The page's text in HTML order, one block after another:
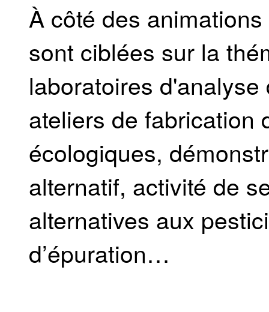
À côté des
sont ciblées sur la
laboratoires d'analyse
ateliers de fabrication
écologiques,
alternatif, activité de
alternatives aux
d’épuration…